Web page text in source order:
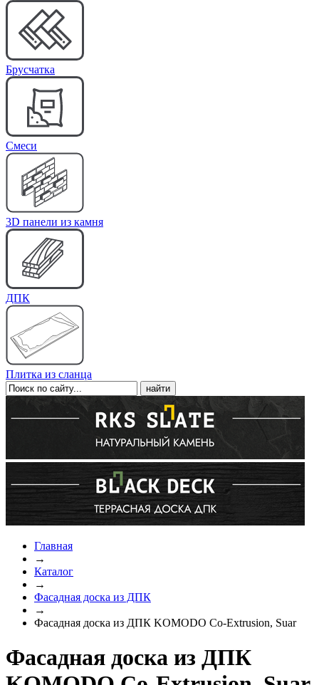
Брусчатка
Cмеси
3D панели из камня
ДПК
Плитка из сланца
Главная
→
Каталог
→
Фасадная доска из ДПК
→
Фасадная доска из ДПК KOMODO Co-Extrusion, Suar
Фасадная доска из ДПК